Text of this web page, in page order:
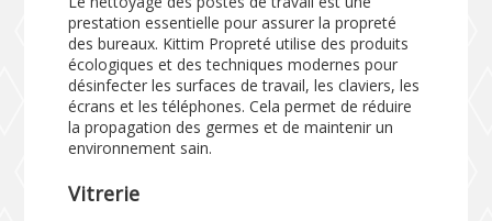
prestation essentielle pour assurer la propreté
des bureaux. Kittim Propreté utilise des produits
écologiques et des techniques modernes pour
désinfecter les surfaces de travail, les claviers, les
écrans et les téléphones. Cela permet de réduire
la propagation des germes et de maintenir un
environnement sain.
Vitrerie